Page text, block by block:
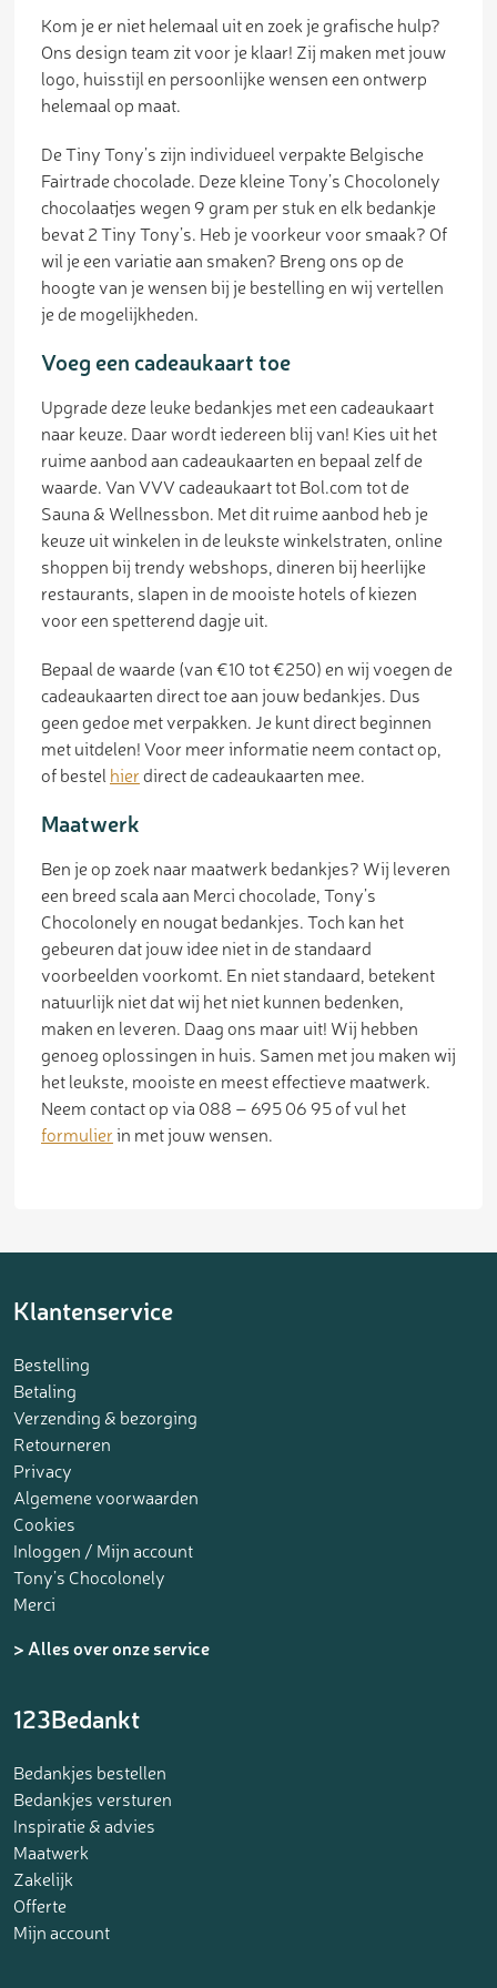
Kom je er niet helemaal uit en zoek je grafische hulp?
Ons design team zit voor je klaar! Zij maken met jouw
logo, huisstijl en persoonlijke wensen een ontwerp
helemaal op maat.
De Tiny Tony’s zijn individueel verpakte Belgische
Fairtrade chocolade. Deze kleine Tony’s Chocolonely
chocolaatjes wegen 9 gram per stuk en elk bedankje
bevat 2 Tiny Tony’s. Heb je voorkeur voor smaak? Of
wil je een variatie aan smaken? Breng ons op de
hoogte van je wensen bij je bestelling en wij vertellen
je de mogelijkheden.
Voeg een cadeaukaart toe
Upgrade deze leuke bedankjes met een cadeaukaart
naar keuze. Daar wordt iedereen blij van! Kies uit het
ruime aanbod aan cadeaukaarten en bepaal zelf de
waarde. Van VVV cadeaukaart tot Bol.com tot de
Sauna & Wellnessbon. Met dit ruime aanbod heb je
keuze uit winkelen in de leukste winkelstraten, online
shoppen bij trendy webshops, dineren bij heerlijke
restaurants, slapen in de mooiste hotels of kiezen
voor een spetterend dagje uit.
Bepaal de waarde (van €10 tot €250) en wij voegen de
cadeaukaarten direct toe aan jouw bedankjes. Dus
geen gedoe met verpakken. Je kunt direct beginnen
met uitdelen! Voor meer informatie neem contact op,
of bestel hierdirect de cadeaukaarten mee.
Maatwerk
Ben je op zoek naar maatwerk bedankjes? Wij leveren
een breed scala aan Merci chocolade, Tony’s
Chocolonely en nougat bedankjes. Toch kan het
gebeuren dat jouw idee niet in de standaard
voorbeelden voorkomt. En niet standaard, betekent
natuurlijk niet dat wij het niet kunnen bedenken,
maken en leveren. Daag ons maar uit! Wij hebben
genoeg oplossingen in huis. Samen met jou maken wij
het leukste, mooiste en meest effectieve maatwerk.
Neem contact op via 088 – 695 06 95 of vul het
formulierin met jouw wensen.
Klantenservice
Bestelling
Betaling
Verzending & bezorging
Retourneren
Privacy
Algemene voorwaarden
Cookies
Inloggen / Mijn account
Tony’s Chocolonely
Merci
> Alles over onze service
123Bedankt
Bedankjes bestellen
Bedankjes versturen
Inspiratie & advies
Maatwerk
Zakelijk
Offerte
Mijn account